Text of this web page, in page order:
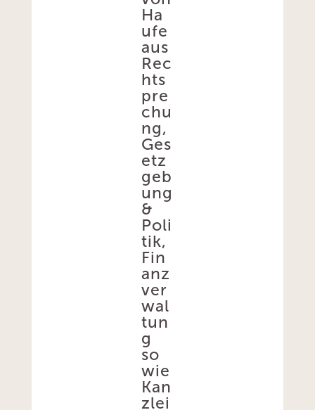
Ha
ufe
aus
Rec
hts
pre
chu
ng,
Ges
etz
geb
ung
&
Poli
tik,
Fin
anz
ver
wal
tun
g
so
wie
Kan
zlei